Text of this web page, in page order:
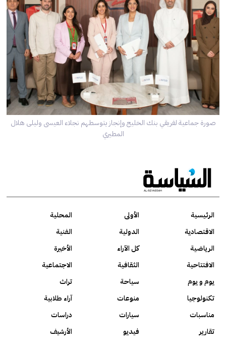
صورة جماعية لفريقي بنك الخليج وإنجاز يتوسطهم نجلاء العيسى وليلى هلال
المطيري
الرئيسية الأولى
المحلية
الاقتصادية
الدولية
الفنية
الرياضية
كل الآراء
الأخيرة
الافتتاحية
الثقافية
الاجتماعية
يوم و يوم
سياحة
تراث
تكنولوجيا
منوعات
آراء طلابية
مناسبات
سيارات
دراسات
تقارير
فيديو الأرشيف